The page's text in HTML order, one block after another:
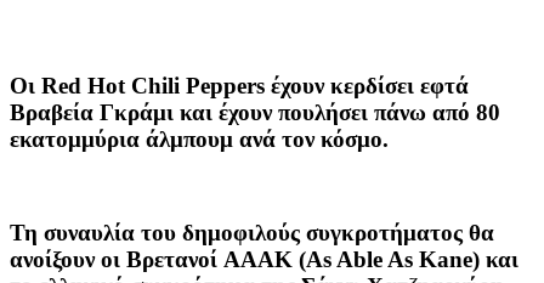
Οι Red Hot Chili Peppers έχουν κερδίσει εφτά
Βραβεία Γκράμι και έχουν πουλήσει πάνω από 80
εκατομμύρια άλμπουμ ανά τον κόσμο.
Τη συναυλία του δημοφιλούς συγκροτήματος θα
ανοίξουν οι Βρετανοί AAAK (As Able As Kane) και